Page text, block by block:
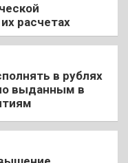
расчетах
в рублях
выданным в